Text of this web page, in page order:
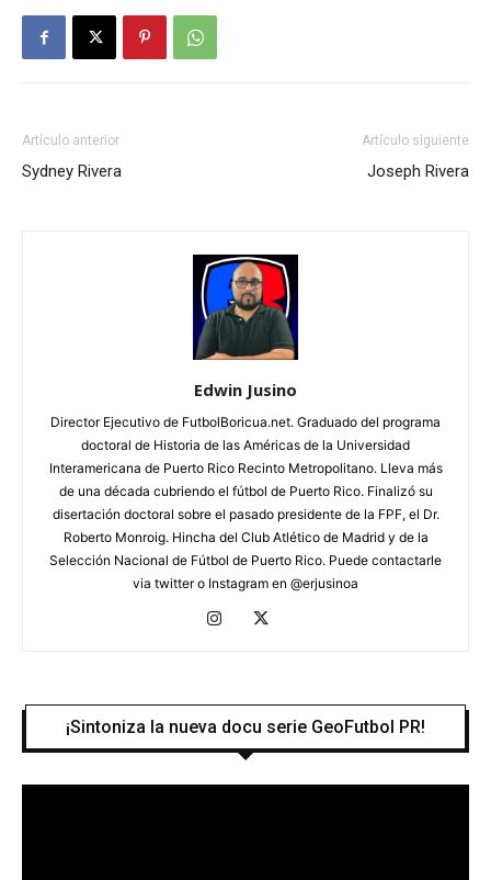
Artículo anterior
Sydney Rivera
Artículo siguiente
Joseph Rivera
Edwin Jusino
Director Ejecutivo de FutbolBoricua.net. Graduado del programa
doctoral de Historia de las Américas de la Universidad
Interamericana de Puerto Rico Recinto Metropolitano. Lleva más
de una década cubriendo el fútbol de Puerto Rico. Finalizó su
disertación doctoral sobre el pasado presidente de la FPF, el Dr.
Roberto Monroig. Hincha del Club Atlético de Madrid y de la
Selección Nacional de Fútbol de Puerto Rico. Puede contactarle
via twitter o Instagram en @erjusinoa
¡Sintoniza la nueva docu serie GeoFutbol PR!